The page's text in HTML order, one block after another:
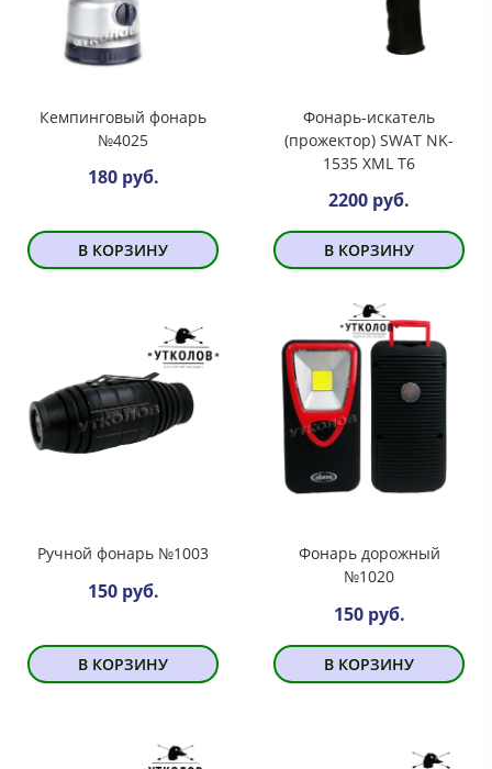
Кемпинговый фонарь
№4025
180 руб.
В КОРЗИНУ
Фонарь-искатель
(прожектор) SWAT NK-
1535 XML T6
2200 руб.
В КОРЗИНУ
Ручной фонарь №1003
150 руб.
В КОРЗИНУ
Фонарь дорожный
№1020
150 руб.
В КОРЗИНУ